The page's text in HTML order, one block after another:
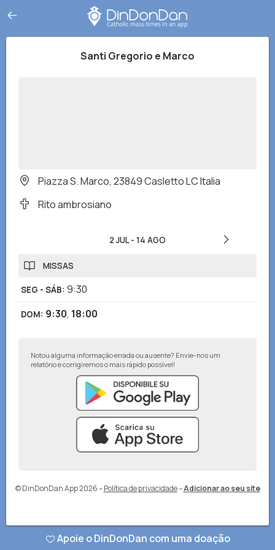
Santi Gregorio e Marco
Piazza S. Marco, 23849 Casletto LC Italia
Rito ambrosiano
2 JUL- 14 AGO
MISSAS
SEG - SÁB: 9:30
DOM: 9:30, 18:00
Notou alguma informação errada ou ausente? Envie-nos um
relatório e corrigiremos o mais rápido possível!
© DinDonDan App 2026– Política de privacidade–Adicionar ao seu site
Apoie o DinDonDan com uma doação